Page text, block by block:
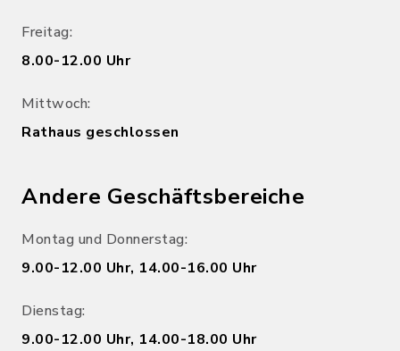
Freitag:
8.00-12.00 Uhr
Mittwoch:
Rathaus geschlossen
Andere Geschäftsbereiche
Montag und Donnerstag:
9.00-12.00 Uhr, 14.00-16.00 Uhr
Dienstag:
9.00-12.00 Uhr, 14.00-18.00 Uhr